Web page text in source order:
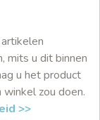
mits u dit binnen
u het product
zou doen.
>>